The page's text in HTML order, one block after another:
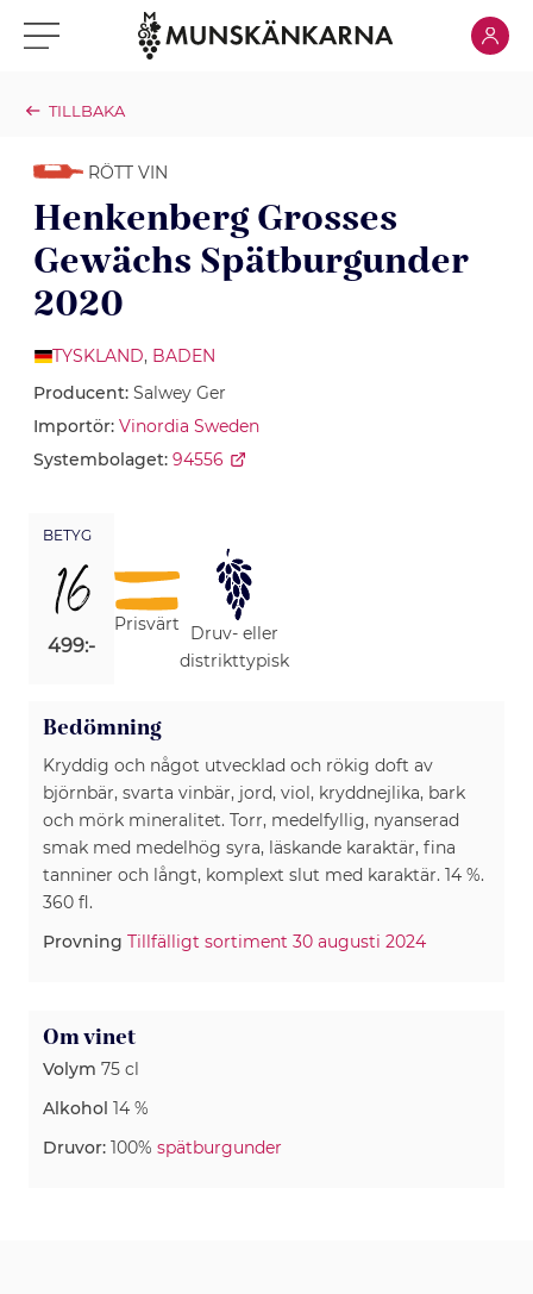
Klicka för meny Klicka
TILLBAKA
RÖTT VIN
Henkenberg Grosses
Gewächs Spätburgunder
2020
TYSKLAND, BADEN
Producent: Salwey Ger
Importör: Vinordia Sweden
Systembolaget: 94556
BETYG
16
499:-
Prisvärt
Druv- eller
distrikttypisk
Bedömning
Kryddig och något utvecklad och rökig doft av
björnbär, svarta vinbär, jord, viol, kryddnejlika, bark
och mörk mineralitet. Torr, medelfyllig, nyanserad
smak med medelhög syra, läskande karaktär, fina
tanniner och långt, komplext slut med karaktär. 14 %.
360 fl.
Provning Tillfälligt sortiment 30 augusti 2024
Om vinet
Volym 75 cl
Alkohol 14 %
Druvor: 100% spätburgunder